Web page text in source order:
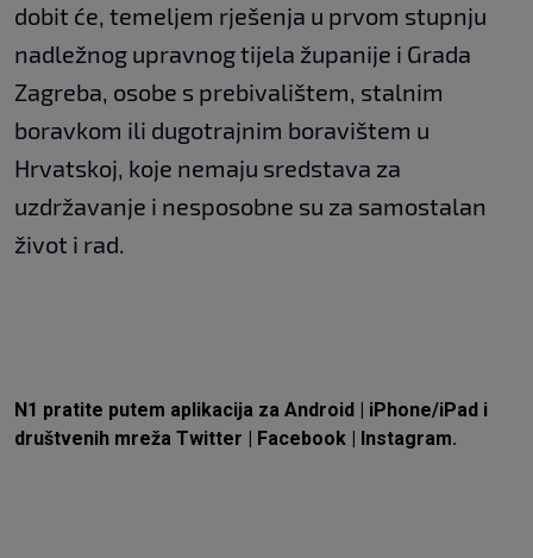
dobit će, temeljem rješenja u prvom stupnju
nadležnog upravnog tijela županije i Grada
Zagreba, osobe s prebivalištem, stalnim
boravkom ili dugotrajnim boravištem u
Hrvatskoj, koje nemaju sredstava za
uzdržavanje i nesposobne su za samostalan
život i rad.
N1 pratite putem aplikacija za Android iPhone/iPad i
društvenih mreža Twitter Facebook Instagram.